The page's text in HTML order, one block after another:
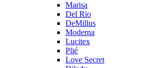
Marisa
Del Rio
DeMillus
Moderna
Lucitex
Plié
Love Secret